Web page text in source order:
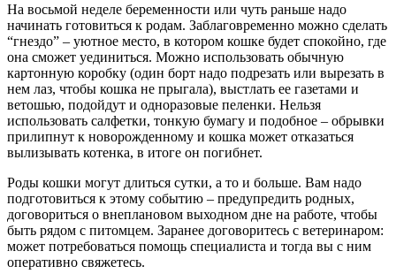
На восьмой неделе беременности или чуть раньше надо
начинать готовиться к родам. Заблаговременно можно сделать
“гнездо” – уютное место, в котором кошке будет спокойно, где
она сможет уединиться. Можно использовать обычную
картонную коробку (один борт надо подрезать или вырезать в
нем лаз, чтобы кошка не прыгала), выстлать ее газетами и
ветошью, подойдут и одноразовые пеленки. Нельзя
использовать салфетки, тонкую бумагу и подобное – обрывки
прилипнут к новорожденному и кошка может отказаться
вылизывать котенка, в итоге он погибнет.
Роды кошки могут длиться сутки, а то и больше. Вам надо
подготовиться к этому событию – предупредить родных,
договориться о внеплановом выходном дне на работе, чтобы
быть рядом с питомцем. Заранее договоритесь с ветеринаром:
может потребоваться помощь специалиста и тогда вы с ним
оперативно свяжетесь.